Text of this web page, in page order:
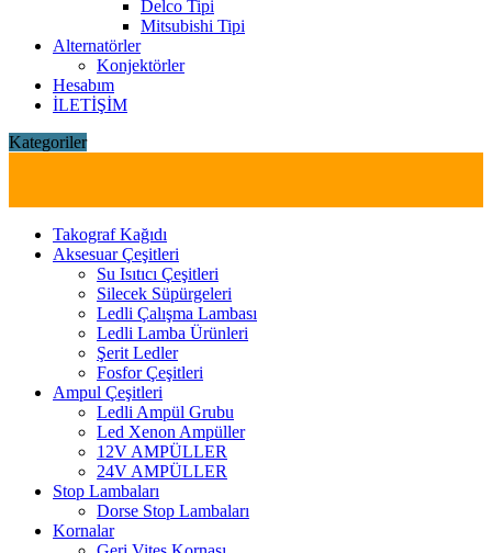
Delco Tipi
Mitsubishi Tipi
Alternatörler
Konjektörler
Hesabım
İLETİŞİM
Kategoriler
Takograf Kağıdı
Aksesuar Çeşitleri
Su Isıtıcı Çeşitleri
Silecek Süpürgeleri
Ledli Çalışma Lambası
Ledli Lamba Ürünleri
Şerit Ledler
Fosfor Çeşitleri
Ampul Çeşitleri
Ledli Ampül Grubu
Led Xenon Ampüller
12V AMPÜLLER
24V AMPÜLLER
Stop Lambaları
Dorse Stop Lambaları
Kornalar